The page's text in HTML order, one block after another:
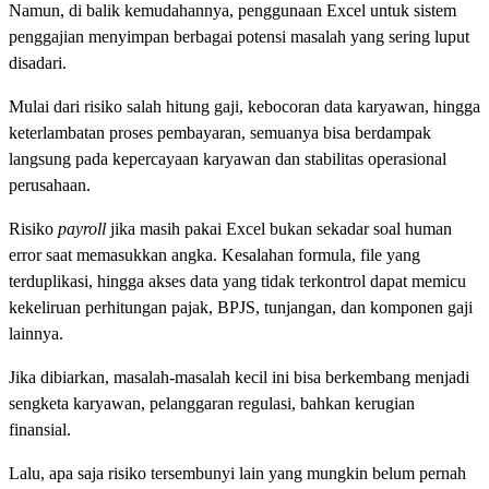
Namun, di balik kemudahannya, penggunaan Excel untuk sistem
penggajian menyimpan berbagai potensi masalah yang sering luput
disadari.
Mulai dari risiko salah hitung gaji, kebocoran data karyawan, hingga
keterlambatan proses pembayaran, semuanya bisa berdampak
langsung pada kepercayaan karyawan dan stabilitas operasional
perusahaan.
Risiko payroll jika masih pakai Excel bukan sekadar soal human
error saat memasukkan angka. Kesalahan formula, file yang
terduplikasi, hingga akses data yang tidak terkontrol dapat memicu
kekeliruan perhitungan pajak, BPJS, tunjangan, dan komponen gaji
lainnya.
Jika dibiarkan, masalah-masalah kecil ini bisa berkembang menjadi
sengketa karyawan, pelanggaran regulasi, bahkan kerugian
finansial.
Lalu, apa saja risiko tersembunyi lain yang mungkin belum pernah